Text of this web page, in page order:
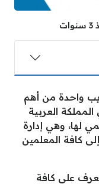
واحدة من أهم
العربية
لها، وهي إدارة
كافة المعلمين
على كافة